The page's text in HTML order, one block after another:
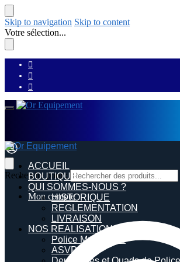
Skip to navigation Skip to content
Votre sélection...
Recherche pour :
Mon compte
ACCUEIL
BOUTIQUE
QUI SOMMES-NOUS ?
HISTORIQUE
REGLEMENTATION
LIVRAISON
NOS REALISATIONS
Police Municipale
ASVP